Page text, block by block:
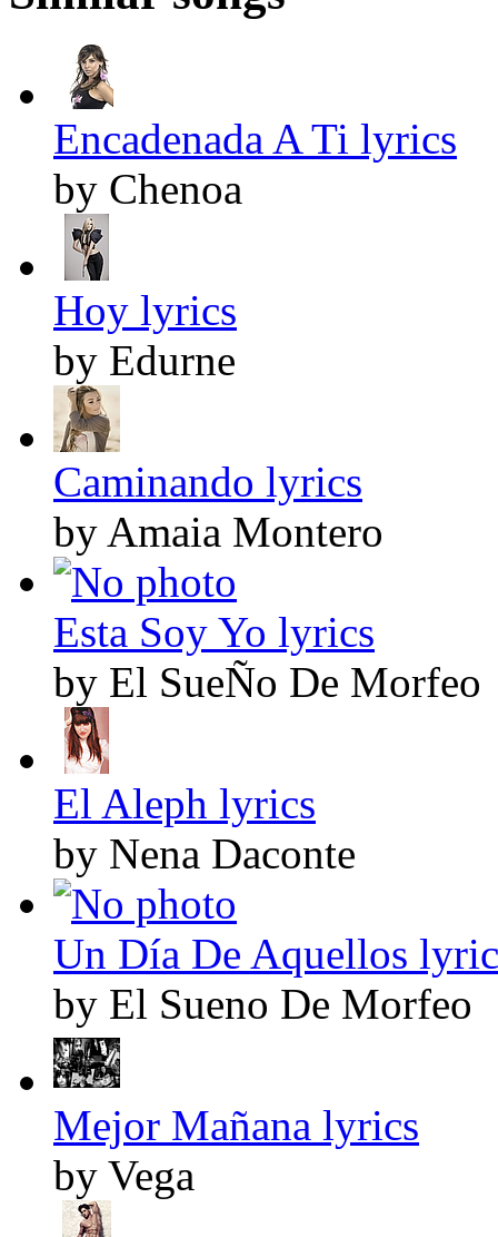
Encadenada A Ti lyrics
by Chenoa
Hoy lyrics
by Edurne
Caminando lyrics
by Amaia Montero
Esta Soy Yo lyrics
by El SueÑo De Morfeo
El Aleph lyrics
by Nena Daconte
Un Día De Aquellos
by El Sueno De Morfeo
Mejor Mañana lyrics
by Vega